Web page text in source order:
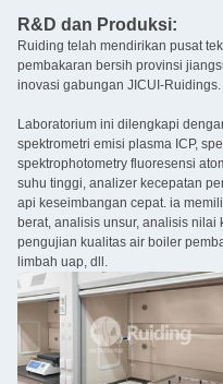
R&D dan Produksi:
Ruiding telah mendirikan pusat
pembakaran bersih provinsi
inovasi gabungan JICUI-Ruidings.
Laboratorium ini dilengkapi
spektrometri emisi plasma ICP,
spektrophotometry fluoresensi
suhu tinggi, analizer kecepatan
api keseimbangan cepat. ia
berat, analisis unsur, analisis
pengujian kualitas air boiler
limbah uap, dll.